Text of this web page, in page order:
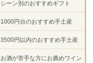
シーン別のおすすめギフト
1000円台のおすすめ手土産
3500円以内のおすすめ手土産
お酒が苦手な方にお薦めワイン